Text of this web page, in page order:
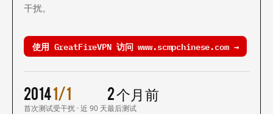
干扰。
使用 GreatFireVPN 访问 www.scmpchinese.com →
2014
首次测试
1/1
受干扰 · 近 90 天
2 个月前
最后测试